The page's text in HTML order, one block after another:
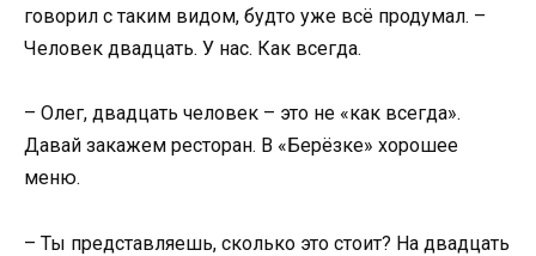
говорил с таким видом, будто уже всё продумал. –
Человек двадцать. У нас. Как всегда.
– Олег, двадцать человек – это не «как всегда».
Давай закажем ресторан. В «Берёзке» хорошее
меню.
– Ты представляешь, сколько это стоит? На двадцать